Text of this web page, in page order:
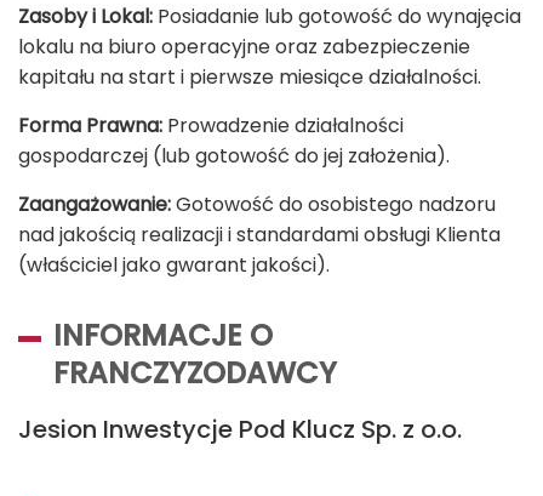
Zasoby i Lokal: Posiadanie lub gotowość do wynajęcia
lokalu na biuro operacyjne oraz zabezpieczenie
kapitału na start i pierwsze miesiące działalności.
Forma Prawna: Prowadzenie działalności
gospodarczej (lub gotowość do jej założenia).
Zaangażowanie:Gotowość do osobistego nadzoru
nad jakością realizacji i standardami obsługi Klienta
(właściciel jako gwarant jakości).
INFORMACJE O
FRANCZYZODAWCY
Jesion Inwestycje Pod Klucz Sp. z o.o.